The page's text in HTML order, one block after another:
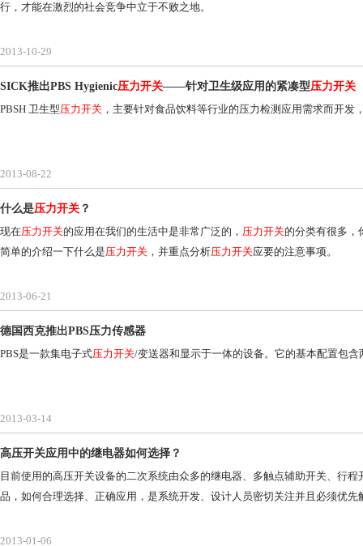
行，才能在激烈的社会竞争中立于不败之地。
2013-10-29
SICK推出PBS Hygienic压力开关——针对卫生级应用的紧凑型压力开关
PBSH 卫生型压力开关 ，主要针对食品饮料等行业的压力检测应用需求而开
2013-08-22
什么是压力开关 ？
现在压力开关的应用在我们的生活中是非常广泛的， 压力开关的分类有很多，
简单的介绍一下什么是压力开关 ，并重点分析压力开关应要的注意事项。
2013-06-21
德国西克推出PBS压力传感器
PBS是一款集电子式压力开关/变送器和显示于一体的设备。它的基本配置包
2013-03-14
高压开关应用中的继电器如何选择？
目前使用的高压开关设备的二次系统由众多的继电器、多触点辅助开关、行程
品，如何合理选择、正确应用，是系统开发、设计人员密切关注并且必须优先
2013-01-06